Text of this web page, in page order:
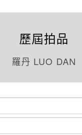
歷屆拍品
羅丹 LUO DAN